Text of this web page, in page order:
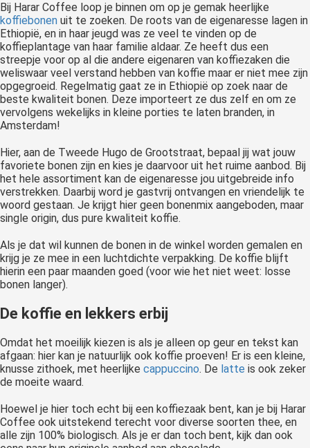
Bij Harar Coffee loop je binnen om op je gemak heerlijke
koffiebonen uit te zoeken. De roots van de eigenaresse lagen in
Ethiopië, en in haar jeugd was ze veel te vinden op de
koffieplantage van haar familie aldaar. Ze heeft dus een
streepje voor op al die andere eigenaren van koffiezaken die
weliswaar veel verstand hebben van koffie maar er niet mee zijn
opgegroeid. Regelmatig gaat ze in Ethiopië op zoek naar de
beste kwaliteit bonen. Deze importeert ze dus zelf en om ze
vervolgens wekelijks in kleine porties te laten branden, in
Amsterdam!
Hier, aan de Tweede Hugo de Grootstraat, bepaal jij wat jouw
favoriete bonen zijn en kies je daarvoor uit het ruime aanbod. Bij
het hele assortiment kan de eigenaresse jou uitgebreide info
verstrekken. Daarbij word je gastvrij ontvangen en vriendelijk te
woord gestaan. Je krijgt hier geen bonenmix aangeboden, maar
single origin, dus pure kwaliteit koffie.
Als je dat wil kunnen de bonen in de winkel worden gemalen en
krijg je ze mee in een luchtdichte verpakking. De koffie blijft
hierin een paar maanden goed (voor wie het niet weet: losse
bonen langer).
De koffie en lekkers erbij
Omdat het moeilijk kiezen is als je alleen op geur en tekst kan
afgaan: hier kan je natuurlijk ook koffie proeven! Er is een kleine,
knusse zithoek, met heerlijke cappuccino. De latte is ook zeker
de moeite waard.
Hoewel je hier toch echt bij een koffiezaak bent, kan je bij Harar
Coffee ook uitstekend terecht voor diverse soorten thee, en
alle zijn 100% biologisch. Als je er dan toch bent, kijk dan ook